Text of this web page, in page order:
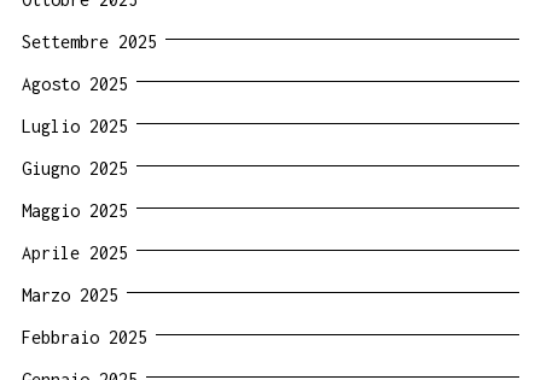
Settembre 2025
Agosto 2025
Luglio 2025
Giugno 2025
Maggio 2025
Aprile 2025
Marzo 2025
Febbraio 2025